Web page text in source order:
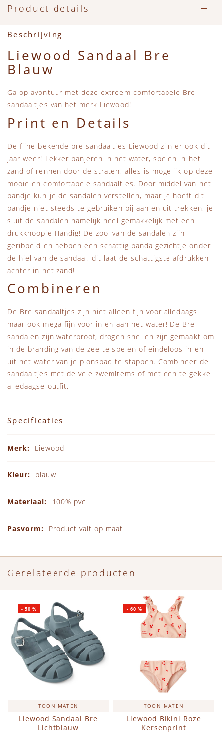
Accessoires
Zwemkleding
Zwemkleding
Feestkleding
Speelgoed
Beren, Speendoekjes en Knuffeldoekjes
Tassen
MarMar Copenhagen
Mini Rodini
+1 in the family
Piupiuchick
Sproet & Sprout
Tiny Cottons
Product details
Beschrijving
Liewood Sandaal Bre
Blauw
Ga op avontuur met deze extreem comfortabele Bre
sandaaltjes van het merk Liewood!
Print en Details
De fijne bekende bre sandaaltjes Liewood zijn er ook dit
jaar weer! Lekker banjeren in het water, spelen in het
zand of rennen door de straten, alles is mogelijk op deze
mooie en comfortabele sandaaltjes. Door middel van het
bandje kun je de sandalen verstellen, maar je hoeft dit
bandje niet steeds te gebruiken bij aan en uit trekken, je
sluit de sandalen namelijk heel gemakkelijk met een
drukknoopje Handig! De zool van de sandalen zijn
geribbeld en hebben een schattig panda gezichtje onder
de hiel van de sandaal, dit laat de schattigste afdrukken
achter in het zand!
Combineren
De Bre sandaaltjes zijn niet alleen fijn voor alledaags
maar ook mega fijn voor in en aan het water! De Bre
sandalen zijn waterproof, drogen snel en zijn gemaakt om
in de branding van de zee te spelen of eindeloos in en
uit het water van je plonsbad te stappen. Combineer de
sandaaltjes met de vele zwemitems of met een te gekke
alledaagse outfit.
Specificaties
Liewood
blauw
100% pvc
Product valt op maat
Gerelateerde producten
TOON MATEN
Liewood Sandaal Bre
Lichtblauw
-50 %
TOON MATEN
Liewood Bikini Roze
Kersenprint
-60 %